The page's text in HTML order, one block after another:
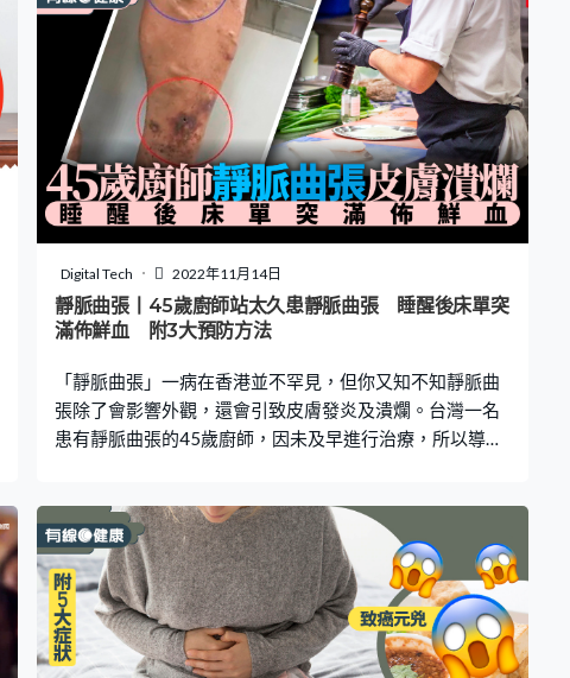
有以下3大成因： 1. 基因遺傳 婁培人指，很多病人的家族
裡面，都有不只1個，甚至多達5至7個人為鼻咽癌患者。
2. EB病毒感染 EB病毒（Epstein Barr Virus, EBV，人類疱
疹病毒第四型），普遍於社會上存在，幾乎是不可能避免
的。婁培人指，不過並非所有人感染了EB病毒後，都會誘
發鼻咽癌，這一點還需取決於基因遺傳及飲食習慣。 3. 常
吃醃漬食物 除了基因遺傳及EB病毒感染，吃飯時的配搭食
物都有影響。婁培人指出，如果經常進食大量醃漬食物，
例如：鹹魚、醬菜、菜脯、泡菜、榨菜、醃蘿蔔等，尤其
是年紀愈小、剛剛斷奶、正進食副食品的時候食吃，患上
鼻咽癌的機率會增加非常多，是一般人的7倍。 婁培人解
釋，上述提到的醃漬食品含有大量亞硝酸鹽，這本來就是
Digital Tech 2022年11月14日
靜脈曲張丨45歲廚師站太久患靜脈曲張 睡醒後床單突
滿佈鮮血 附3大預防方法
「靜脈曲張」一病在香港並不罕見，但你又知不知靜脈曲
張除了會影響外觀，還會引致皮膚發炎及潰爛。台灣一名
患有靜脈曲張的45歲廚師，因未及早進行治療，所以導致
師因工作關係，每天動輒都要站立4至5小時，他本來已患
上靜脈曲張2年多，皮膚也因潰爛而出血，可是因工作忙碌
遲遲未有治療。 日前，他睡醒後發現床鋪佈滿鮮血，檢查
後發現是靜脈曲張太嚴重，引致皮膚潰瘍，傷口未能癒
合，而且因病變靜脈受損，導致流血不止。他後來接受微
創靜脈曲張雷射手術合併硬化劑治療，3個月後，症狀才得